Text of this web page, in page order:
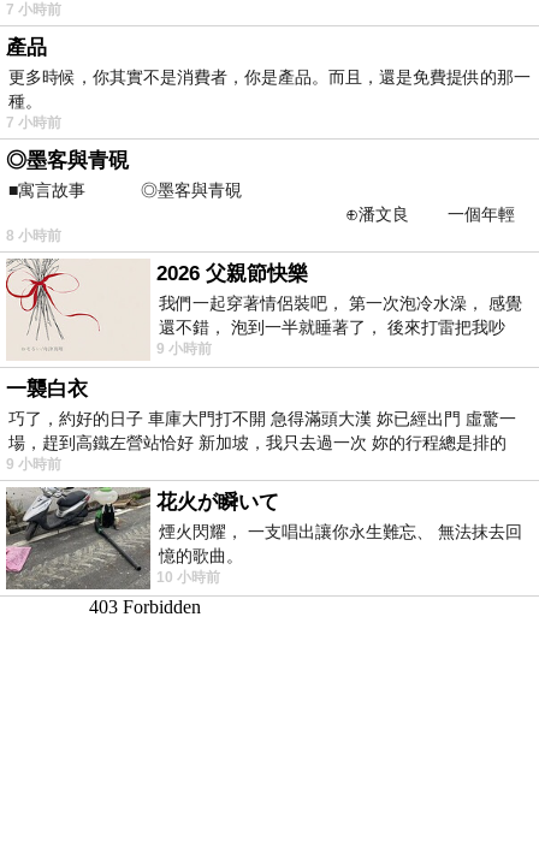
7 小時前
產品
更多時候，你其實不是消費者，你是產品。而且，還是免費提供的那一
種。
7 小時前
◎墨客與青硯
■寓言故事 ◎墨客與青硯
⊕潘文良 一個年輕
的墨客，在京城的古玩肆裡
8 小時前
2026 父親節快樂
我們一起穿著情侶裝吧， 第一次泡冷水澡， 感覺
還不錯， 泡到一半就睡著了， 後來打雷把我吵
醒， 手
9 小時前
一襲白衣
巧了，約好的日子 車庫大門打不開 急得滿頭大漢 妳已經出門 虛驚一
場，趕到高鐵左營站恰好 新加坡，我只去過一次 妳的行程總是排的
9 小時前
花火が瞬いて
煙火閃耀， 一支唱出讓你永生難忘、 無法抹去回
憶的歌曲。
10 小時前